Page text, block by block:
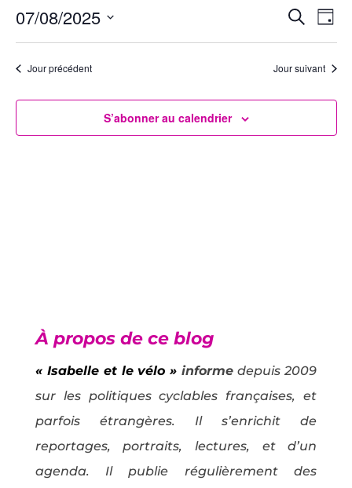
août
2025 et
de
vues
de
Jour
07/08/2025
date.
Jour précédent Jour suivant
S’abonner au calendrier
À propos de ce blog
« Isabelle et le vélo » informe depuis 2009
sur les politiques cyclables françaises, et
parfois étrangères. Il s’enrichit de
reportages, portraits, lectures, et d’un
agenda. Il publie régulièrement des